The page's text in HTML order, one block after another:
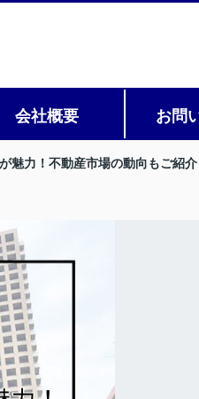
会社概要 お問
魅力！不動産市場の動向もご紹介